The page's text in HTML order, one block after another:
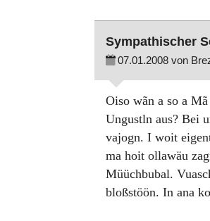
Sympathischer
07.01.2008 von
Oiso wãn a so a
Ungustln aus? Bei
vajogn. I woit
ma hoit ollawäu
Müüchbubal.
bloßstöön. In ana